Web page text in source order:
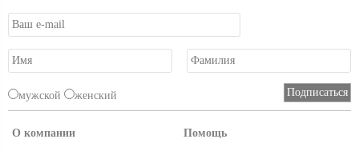
мужской женский
О компании Помощь